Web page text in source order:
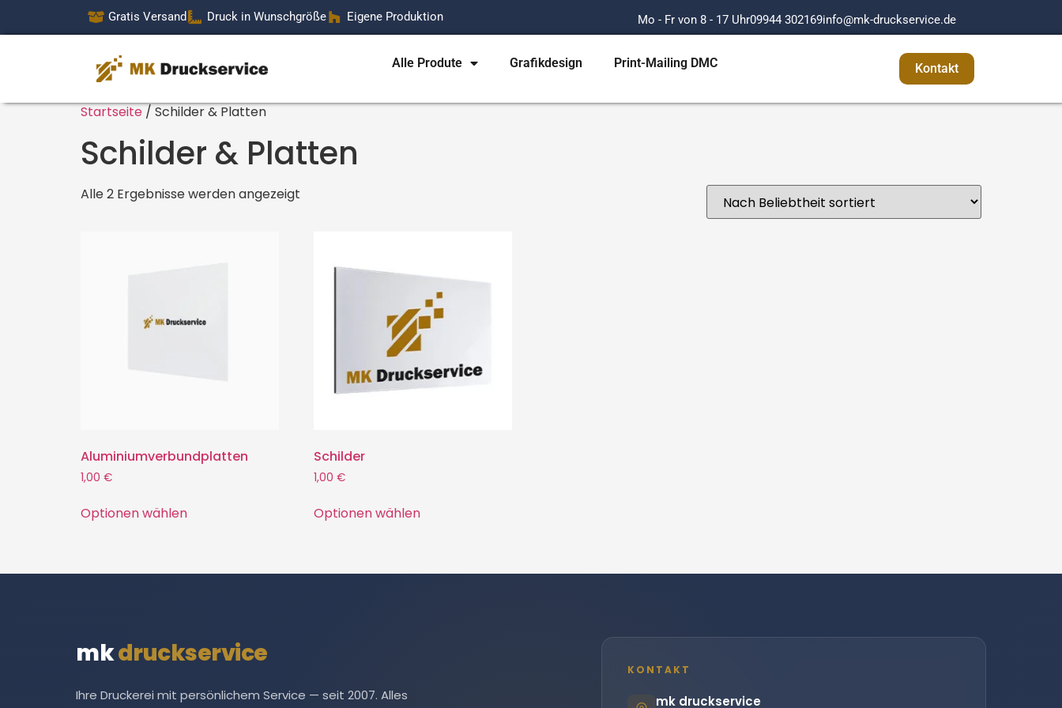
Gratis Versand Druck in Wunschgröße Eigene Produktion Mo - Fr von 8 - 17 Uhr09944 302169info@mk-druckservice.de
Alle Produte Grafikdesign Print-Mailing DMC Kontakt
Startseite / Schilder & Platten
Schilder & Platten
Alle 2 Ergebnisse werden angezeigt
Aluminiumverbundplatten
1,00 €
Optionen wählen
Schilder
1,00 €
Optionen wählen
mkdruckservice
Ihre Druckerei mit persönlichem Service — seit 2007. Alles
KONTAKT
mk druckservice